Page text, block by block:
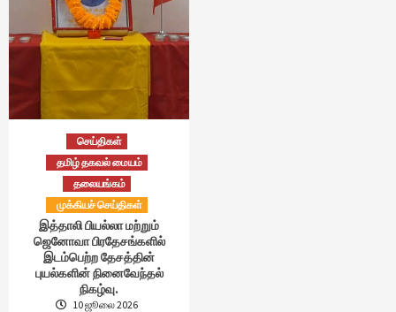
செய்திகள்
தமிழ் தகவல் மையம்
தலையங்கம்
முக்கியச் செய்திகள்
இத்தாலி பியல்லா மற்றும்
ஜெனோவா பிரதேசங்களில்
இடம்பெற்ற தேசத்தின்
புயல்களின் நினைவேந்தல்
நிகழ்வு.
10 ஜூலை 2026